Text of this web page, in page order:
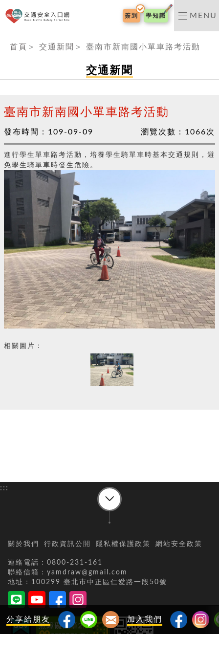
交通安全入口網
簽到 學知識 MENU
首頁 ＞ 交通新聞 ＞ 臺南市新南國小單車路考活動
交通新聞
臺南市新南國小單車路考活動
發布時間： 109-09-09 瀏覽次數： 1066次
進行學生單車路考活動，培養學生騎單車時基本交通規則，避
免學生騎單車時發生危險。
相關圖片：
分享給朋友 加入我們
:::
關於我們 行政資訊公開 隱私權保護政策 網站安全政策
連絡電話：0800-231-161
聯絡信箱：yamdraw@gmail.com
地址：100299 臺北巿中正區仁愛路一段50號